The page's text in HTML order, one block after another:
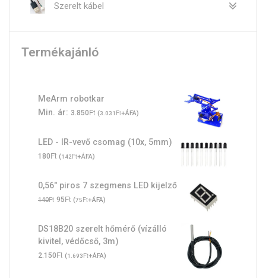
Szerelt kábel
Termékajánló
MeArm robotkar
Min. ár: 3.850Ft (3.031 Ft+ÁFA)
LED - IR-vevő csomag (10x, 5mm)
180Ft (142Ft+ÁFA)
0,56" piros 7 szegmens LED kijelző
140Ft Original
was:
140Ft.
95FtCurrent
is:
95Ft.
(75Ft+ÁFA)
DS18B20 szerelt hőmérő (vízálló
kivitel, védőcső, 3m)
2.150Ft (1.693Ft+ÁFA)